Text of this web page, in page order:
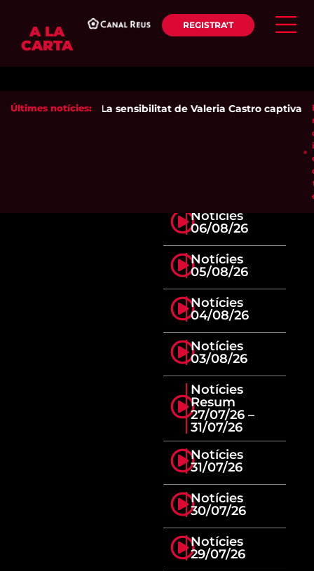
A LA
CARTA
REGISTRA'T
Últimes notícies: La sensibilitat de Valeria Castro captiva
Notícies
06/08/26
Notícies
05/08/26
Notícies
04/08/26
Notícies
03/08/26
Notícies
Resum
27/07/26 –
31/07/26
Notícies
31/07/26
Notícies
30/07/26
Notícies
29/07/26